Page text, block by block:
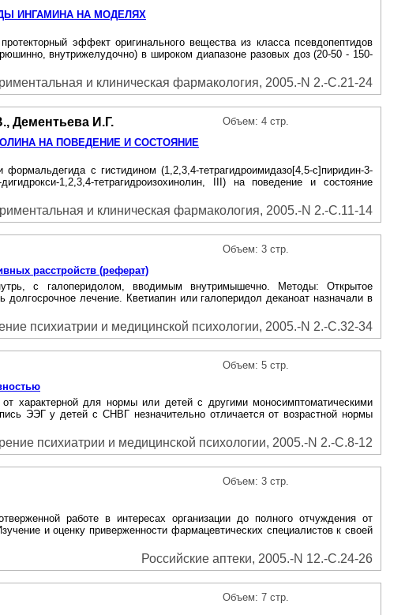
ИНГАМИНА НА МОДЕЛЯХ
эффект оригинального вещества из класса псевдопептидов
внутрижелудочно) в широком диапазоне разовых доз (20-50 - 150-
и клиническая фармакология, 2005.-N 2.-С.21-24
Дементьева И.Г.
НА ПОВЕДЕНИЕ И СОСТОЯНИЕ
Объем: 4 стр.
с гистидином (1,2,3,4-тетрагидроимидазо[4,5-с]пиридин-3-
1,2,3,4-тетрагидроизохинолин, III) на поведение и состояние
и клиническая фармакология, 2005.-N 2.-С.11-14
расстройств (реферат)
Объем: 3 стр.
с галоперидолом, вводимым внутримышечно. Методы: Открытое
лечение. Кветиапин или галоперидол деканоат назначали в
психиатрии и медицинской психологии, 2005.-N 2.-С.32-34
Объем: 5 стр.
характерной для нормы или детей с другими моносимптоматическими
ЭЭГ у детей с СНВГ незначительно отличается от возрастной нормы
психиатрии и медицинской психологии, 2005.-N 2.-С.8-12
Объем: 3 стр.
работе в интересах организации до полного отчуждения от
и оценку приверженности фармацевтических специалистов к своей
Российские аптеки, 2005.-N 12.-С.24-26
Объем: 7 стр.